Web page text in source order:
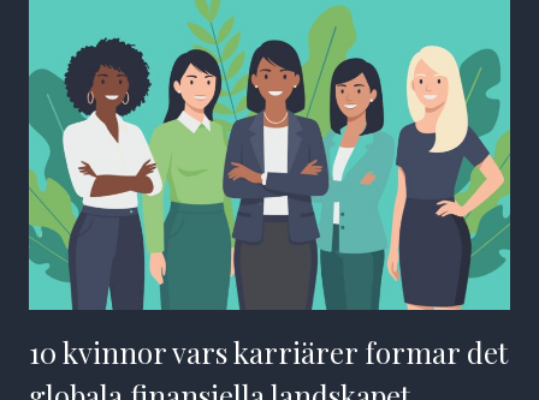
10 kvinnor vars karriärer formar det